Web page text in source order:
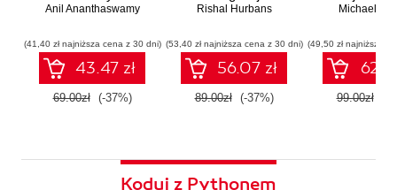
działaniu
sztucznej
Anil Ananthaswamy
(41,40 zł najniższa cena z 30 dni)
43.47 zł
69.00zł (-37%)
Ilustrowany
Rishal Hurbans
(53,40 zł najniższa cena z 30 dni)
56.07 zł
89.00zł (-37%)
Michael
(49,50 zł najniższa
99.00zł
Koduj z Pythonem